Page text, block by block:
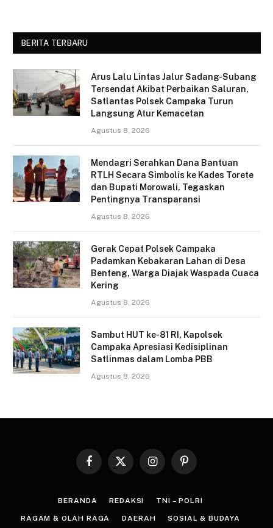
BERITA TERBARU
Arus Lalu Lintas Jalur Sadang-Subang
Tersendat Akibat Perbaikan Saluran,
Satlantas Polsek Campaka Turun
Langsung Atur Kemacetan
Agustus 8, 2026
Mendagri Serahkan Dana Bantuan
RTLH Secara Simbolis ke Kades Torete
dan Bupati Morowali, Tegaskan
Pentingnya Transparansi
Agustus 8, 2026
Gerak Cepat Polsek Campaka
Padamkan Kebakaran Lahan di Desa
Benteng, Warga Diajak Waspada Cuaca
Kering
Agustus 8, 2026
Sambut HUT ke-81 RI, Kapolsek
Campaka Apresiasi Kedisiplinan
Satlinmas dalam Lomba PBB
Agustus 8, 2026
Facebook
X
InstagramPinterest
BERANDA REDAKSI TNI – POLRI
RAGAM & OLAH RAGA DAERAH SOSIAL & BUDAYA